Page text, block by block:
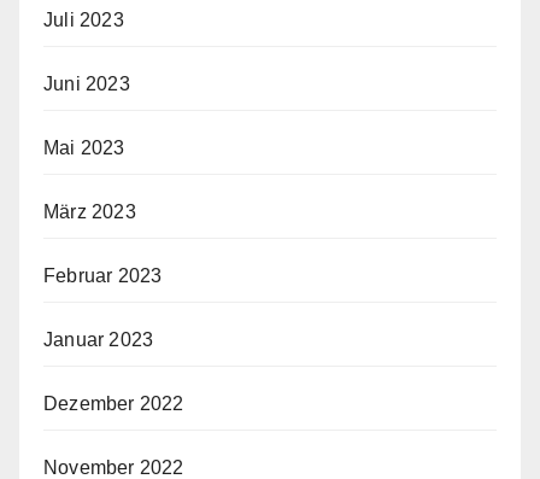
Juli 2023
Juni 2023
Mai 2023
März 2023
Februar 2023
Januar 2023
Dezember 2022
November 2022